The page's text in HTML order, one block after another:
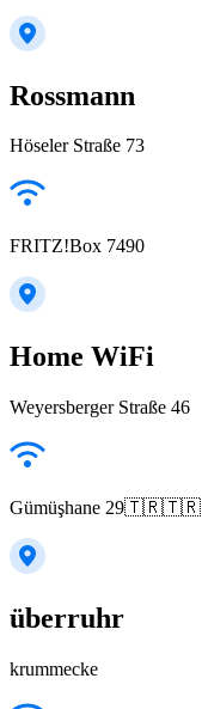
Rossmann
Höseler Straße 73
FRITZ!Box 7490
Home WiFi
Weyersberger Straße 46
Gümüşhane 29🇹🇷🇹🇷
überruhr
krummecke